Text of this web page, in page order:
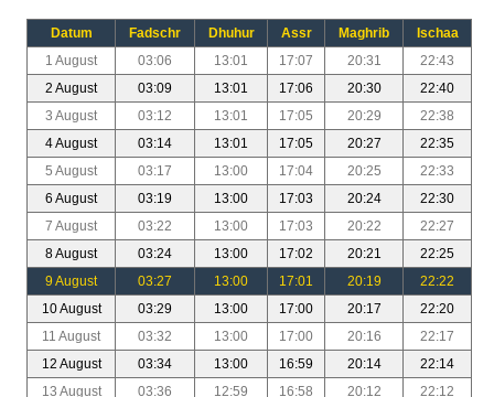
Datum Fadschr Dhuhur Assr Maghrib
Ischaa
1 August
03:06 13:01 17:07 20:31
22:43
2 August
03:09 13:01 17:06 20:30
22:40
3 August
03:12 13:01 17:05 20:29
22:38
4 August
03:14 13:01 17:05 20:27
22:35
5 August
03:17 13:00 17:04 20:25
22:33
6 August
03:19 13:00 17:03 20:24
22:30
7 August
03:22 13:00 17:03 20:22
22:27
8 August
03:24 13:00 17:02 20:21
22:25
9 August
03:27 13:00 17:01 20:19
22:22
10 August
03:29 13:00 17:00 20:17
22:20
11 August
03:32 13:00 17:00 20:16
22:17
12 August
03:34 13:00 16:59 20:14
22:14
13 August
03:36 12:59 16:58 20:12 22:12